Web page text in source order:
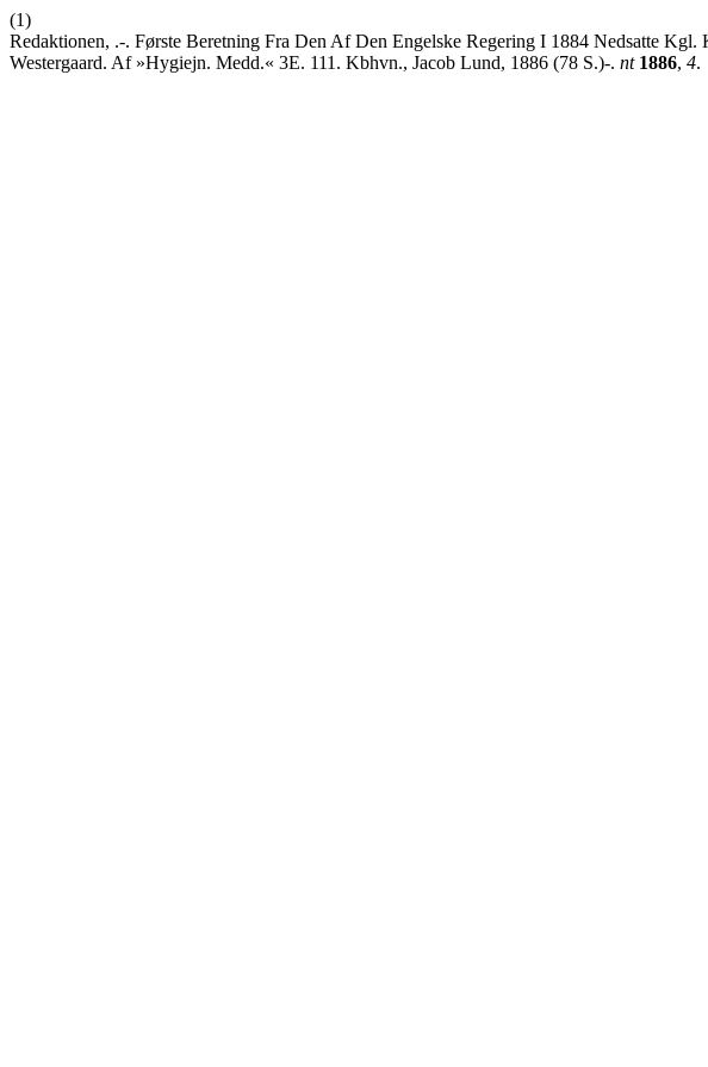
(1)
Redaktionen, .-. Første Beretning Fra Den Af Den Engelske Regering I 1884 Nedsatte
Westergaard. Af »Hygiejn. Medd.« 3E. 111. Kbhvn., Jacob Lund, 1886 (78 S.)-. nt 1886, 4.